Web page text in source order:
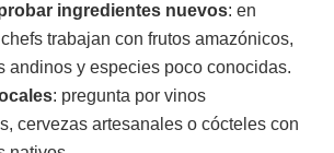
ingredientes nuevos: en
trabajan con frutos amazónicos,
andinos y especies poco conocidas.
: pregunta por vinos
cervezas artesanales o cócteles con